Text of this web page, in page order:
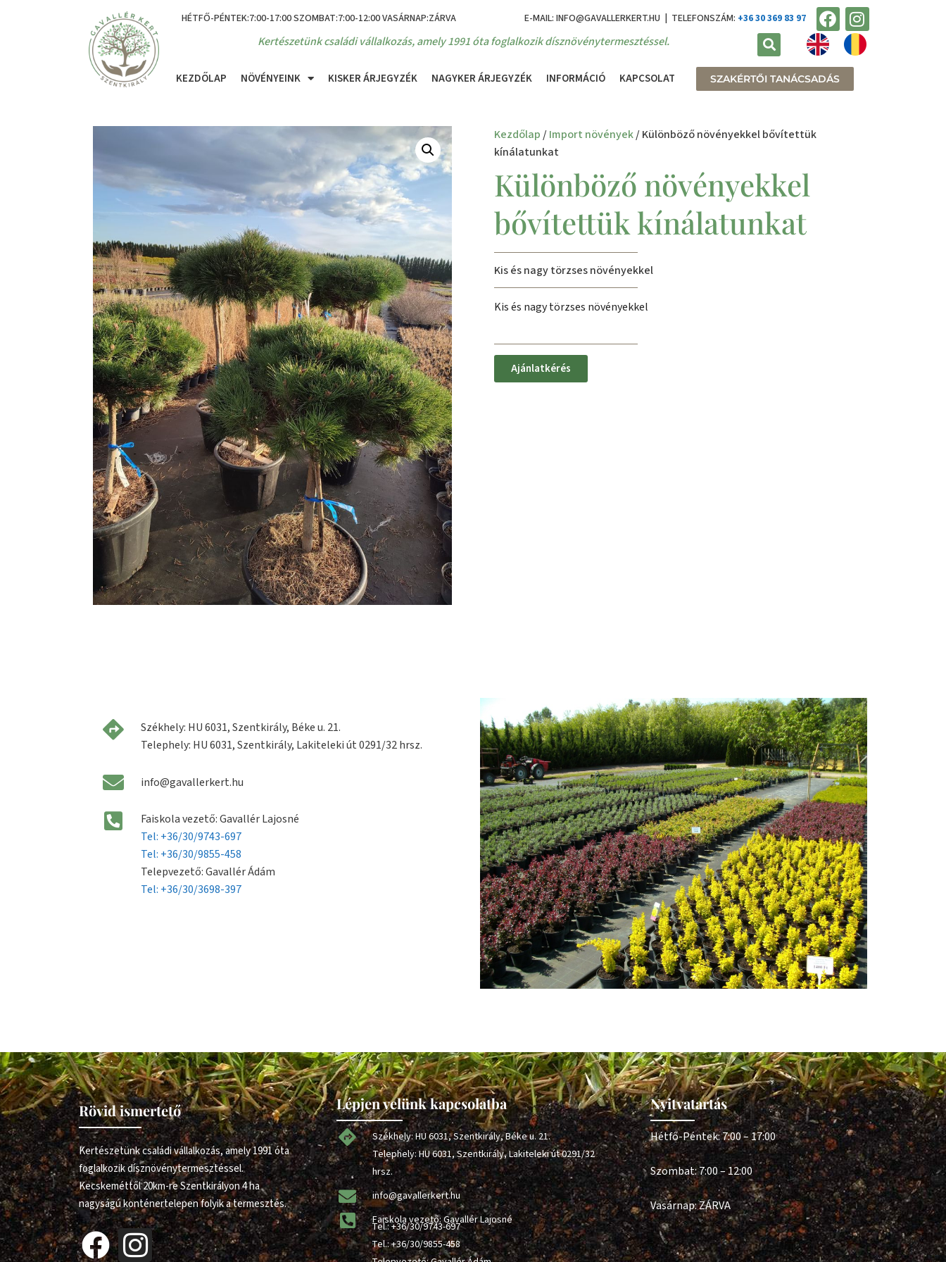
HÉTFŐ-PÉNTEK:7:00-17:00 SZOMBAT:7:00-12:00 VASÁRNAP:ZÁRVA E-MAIL: INFO@GAVALLERKERT.HU | TELEFONSZÁM: +36 30 369 83 97
Kertészetünk családi vállalkozás, amely 1991 óta foglalkozik dísznövénytermesztéssel.
KEZDŐLAP NÖVÉNYEINK KISKER ÁRJEGYZÉK NAGYKER ÁRJEGYZÉK INFORMÁCIÓ KAPCSOLAT SZAKÉRTŐI TANÁCSADÁS
Kezdőlap /Import növények/ Különböző növényekkel bővítettük
kínálatunkat
Különböző növényekkel
bővítettük kínálatunkat
Kis és nagy törzses növényekkel
Kis és nagy törzses növényekkel
Ajánlatkérés
Székhely: HU 6031, Szentkirály, Béke u. 21.
Telephely: HU 6031, Szentkirály, Lakiteleki út 0291/32 hrsz.
info@gavallerkert.hu
Faiskola vezető: Gavallér Lajosné
Tel: +36/30/9743-697
Tel: +36/30/9855-458
Telepvezető: Gavallér Ádám
Tel: +36/30/3698-397
Rövid ismertető
Kertészetünk családi vállalkozás, amely 1991 óta
foglalkozik dísznövénytermesztéssel.
Kecskeméttől 20km-re Szentkirályon 4 ha
nagyságú konténertelepen folyik a termesztés.
Lépjen velünk kapcsolatba
Székhely: HU 6031, Szentkirály, Béke u. 21.
Telephely: HU 6031, Szentkirály, Lakiteleki út 0291/32
hrsz.
info@gavallerkert.hu
Faiskola vezető: Gavallér Lajosné
Tel.:+36/30/9743-697
Tel.:+36/30/9855-458
Nyitvatartás
Hétfő-Péntek: 7:00 – 17:00
Szombat: 7:00 – 12:00
Vasárnap: ZÁRVA